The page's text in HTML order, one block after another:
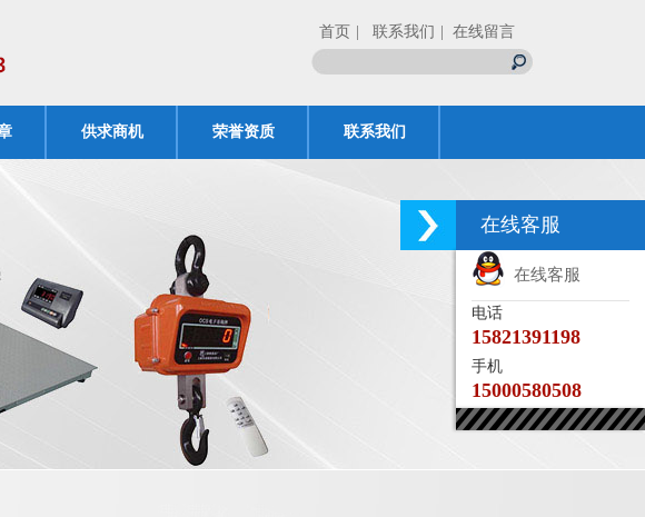
首页 | 联系我们 | 在线留言
供求商机 荣誉资质 联系我们
在线客服
在线客服
电话
15821391198
手机
15000580508